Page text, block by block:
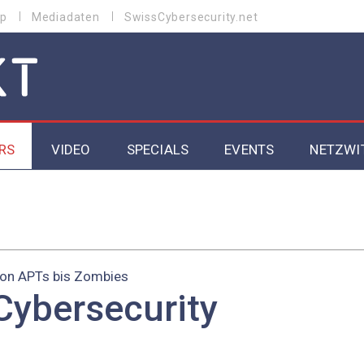
Mediadaten SwissCybersecurity.net
VIDEO SPECIALS
Artificial Intelligence 2025
EVENTS
APTs bis Zombies